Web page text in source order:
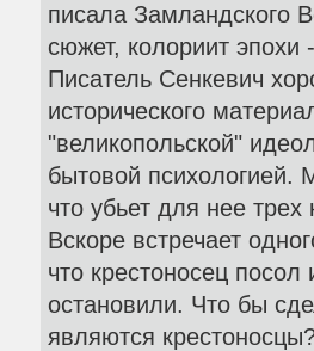
писала Замландского
сюжет, колориит эпохи
Писатель Сенкевич
исторического
"великопольской"
бытовой психологией.
что убьет для нее
Вскоре встречает
что крестоносец
остановили. Что бы
являются